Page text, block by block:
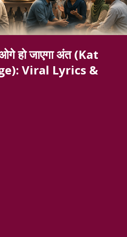
हो जाएगा अंत (Kat
Viral Lyrics &